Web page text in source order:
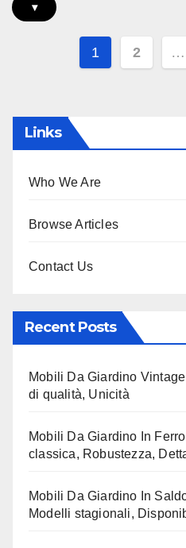
▾
Posts
1 2 …
Links
Who We Are
Browse Articles
Contact Us
Recent Posts
Mobili Da Giardino
di qualità, Unicità
Mobili Da Giardino In
classica, Robustezza,
Mobili Da Giardino In
Modelli stagionali,